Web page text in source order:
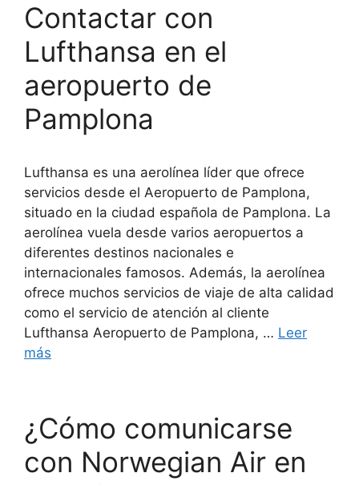
Contactar con
Lufthansa en el
aeropuerto de
Pamplona
Lufthansa es una aerolínea líder que ofrece
servicios desde el Aeropuerto de Pamplona,
situado en la ciudad española de Pamplona. La
aerolínea vuela desde varios aeropuertos a
diferentes destinos nacionales e
internacionales famosos. Además, la aerolínea
ofrece muchos servicios de viaje de alta calidad
como el servicio de atención al cliente
Lufthansa Aeropuerto de Pamplona, … Leer
más
¿Cómo comunicarse
con Norwegian Air en